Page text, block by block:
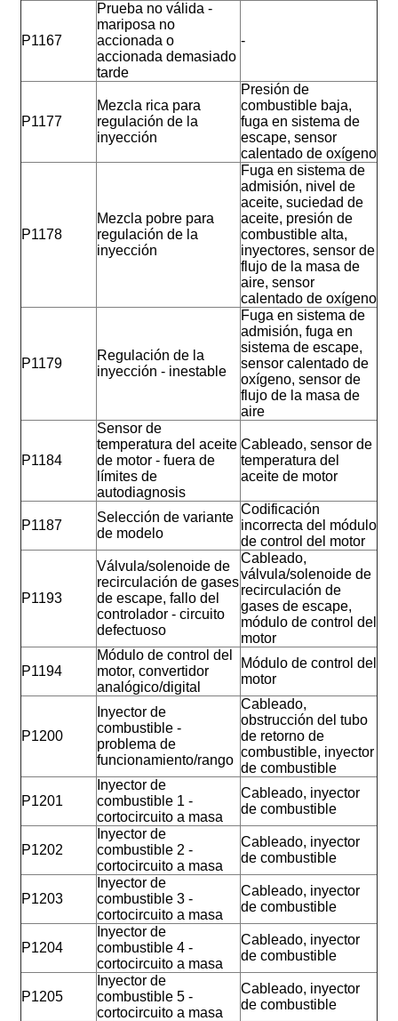
P1167
Prueba no válida -
mariposa no
accionada o
accionada demasiado
tarde
-
P1177
Mezcla rica para
regulación de la
inyección
Presión de
combustible baja,
fuga en sistema de
escape, sensor
calentado de oxígeno
P1178
Mezcla pobre para
regulación de la
inyección
Fuga en sistema de
admisión, nivel de
aceite, suciedad de
aceite, presión de
combustible alta,
inyectores, sensor de
flujo de la masa de
aire, sensor
calentado de oxígeno
P1179
Regulación de la
inyección - inestable
Fuga en sistema de
admisión, fuga en
sistema de escape,
sensor calentado de
oxígeno, sensor de
flujo de la masa de
aire
P1184
Sensor de
temperatura del aceite
de motor - fuera de
límites de
autodiagnosis
Cableado, sensor de
temperatura del
aceite de motor
P1187
Selección de variante
de modelo
Codificación
incorrecta del módulo
de control del motor
P1193
Válvula/solenoide de
recirculación de gases
de escape, fallo del
controlador - circuito
defectuoso
Cableado,
válvula/solenoide de
recirculación de
gases de escape,
módulo de control del
motor
P1194
Módulo de control del
motor, convertidor
analógico/digital
Módulo de control del
motor
P1200
Inyector de
combustible -
problema de
funcionamiento/rango
Cableado,
obstrucción del tubo
de retorno de
combustible, inyector
de combustible
P1201
Inyector de
combustible 1 -
cortocircuito a masa
Cableado, inyector
de combustible
P1202
Inyector de
combustible 2 -
cortocircuito a masa
Cableado, inyector
de combustible
P1203
Inyector de
combustible 3 -
cortocircuito a masa
Cableado, inyector
de combustible
P1204
Inyector de
combustible 4 -
cortocircuito a masa
Cableado, inyector
de combustible
P1205
Inyector de
combustible 5 -
cortocircuito a masa
Cableado, inyector
de combustible